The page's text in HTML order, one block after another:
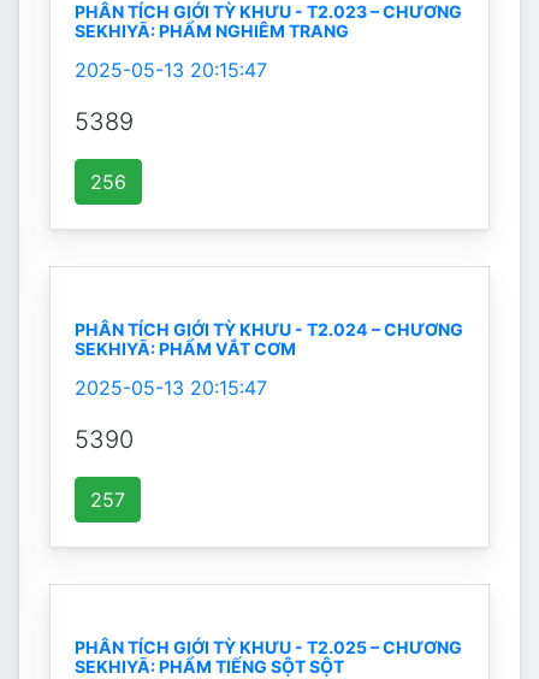
PHÂN TÍCH GIỚI TỲ KHƯU - T2.023 – CHƯƠNG
SEKHIYĀ: PHẨM NGHIÊM TRANG
2025-05-13 20:15:47
5389
256
PHÂN TÍCH GIỚI TỲ KHƯU - T2.024 – CHƯƠNG
SEKHIYĀ: PHẨM VẮT CƠM
2025-05-13 20:15:47
5390
257
PHÂN TÍCH GIỚI TỲ KHƯU - T2.025 – CHƯƠNG
SEKHIYĀ: PHẨM TIẾNG SỘT SỘT